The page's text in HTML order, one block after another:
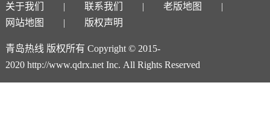
关于我们 联系我们
老版地图
网站地图
版权声明
青岛热线 版权所有 Copyright © 2015-
2020 http://www.qdrx.net Inc. All Rights Reserved